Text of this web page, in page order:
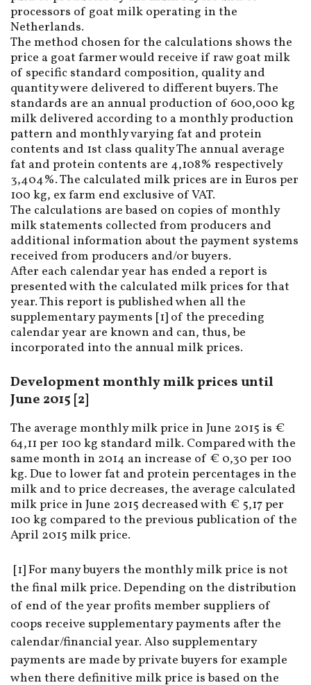
processors of goat milk operating in the
Netherlands.
The method chosen for the calculations shows the
price a goat farmer would receive if raw goat milk
of specific standard composition, quality and
quantity were delivered to different buyers. The
standards are an annual production of 600,000 kg
milk delivered according to a monthly production
pattern and monthly varying fat and protein
contents and 1st class quality The annual average
fat and protein contents are 4,108% respectively
3,404%. The calculated milk prices are in Euros per
100 kg, ex farm end exclusive of VAT.
The calculations are based on copies of monthly
milk statements collected from producers and
additional information about the payment systems
received from producers and/or buyers.
After each calendar year has ended a report is
presented with the calculated milk prices for that
year. This report is published when all the
supplementary payments [1] of the preceding
calendar year are known and can, thus, be
incorporated into the annual milk prices.
Development monthly milk prices until
June 2015 [2]
The average monthly milk price in June 2015 is €
64,11 per 100 kg standard milk. Compared with the
same month in 2014 an increase of € 0,30 per 100
kg. Due to lower fat and protein percentages in the
milk and to price decreases, the average calculated
milk price in June 2015 decreased with € 5,17 per
100 kg compared to the previous publication of the
April 2015 milk price.
[1] For many buyers the monthly milk price is not
the final milk price. Depending on the distribution
of end of the year profits member suppliers of
coops receive supplementary payments after the
calendar/financial year. Also supplementary
payments are made by private buyers for example
when there definitive milk price is based on the